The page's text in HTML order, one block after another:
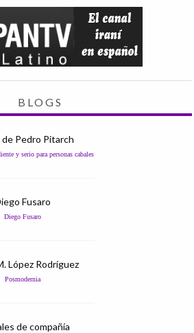
BLOGS
de Pedro Pitarch
y serio para personas cabales
Fusaro
Diego Fusaro
López Rodríguez
Posmodernia
de compañía